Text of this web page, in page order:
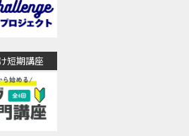
短期講座